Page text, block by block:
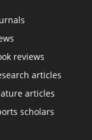
reviews
articles
articles
scholars